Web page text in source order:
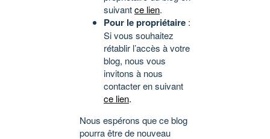
suivantce lien.
Pour le propriétaire :
Si vous souhaitez
rétablir l’accès à votre
blog, nous vous
invitons à nous
contacter en suivant
ce lien.
Nous espérons que ce blog
pourra être de nouveau